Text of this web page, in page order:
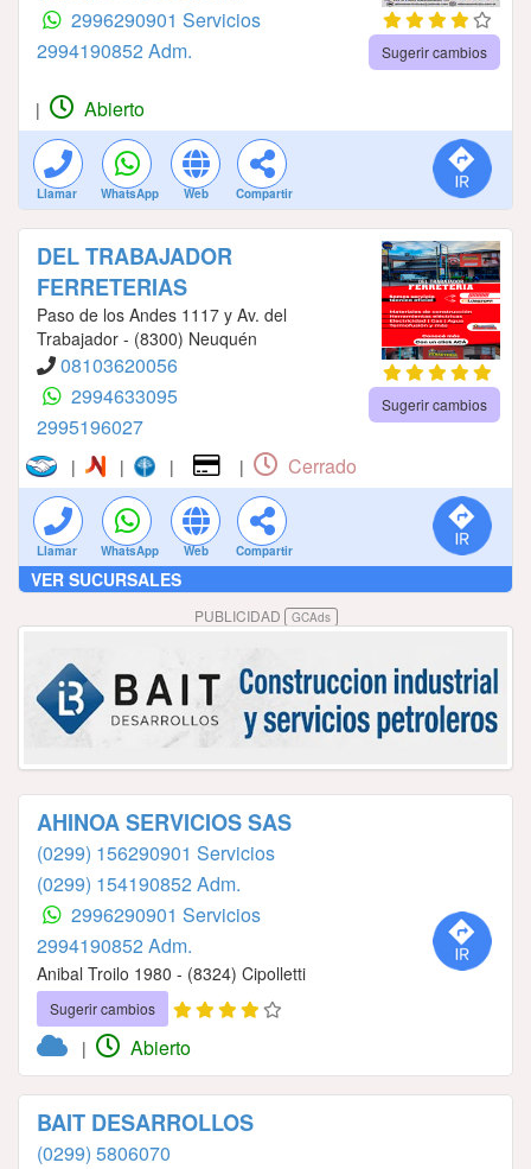
2996290901 Servicios
2994190852 Adm.
Sugerir cambios
| Abierto
Llamar WhatsApp Web Compartir
DEL TRABAJADOR
FERRETERIAS
Paso de los Andes 1117 y Av. del
Trabajador - (8300) Neuquén
08103620056
2994633095
2995196027
Sugerir cambios
| | | | Cerrado
Llamar WhatsApp Web Compartir
VER SUCURSALES
PUBLICIDAD GCAds
AHINOA SERVICIOS SAS
(0299) 156290901 Servicios
(0299) 154190852 Adm.
2996290901 Servicios
2994190852 Adm.
Anibal Troilo 1980 - (8324) Cipolletti
Sugerir cambios
| Abierto
BAIT DESARROLLOS
(0299) 5806070